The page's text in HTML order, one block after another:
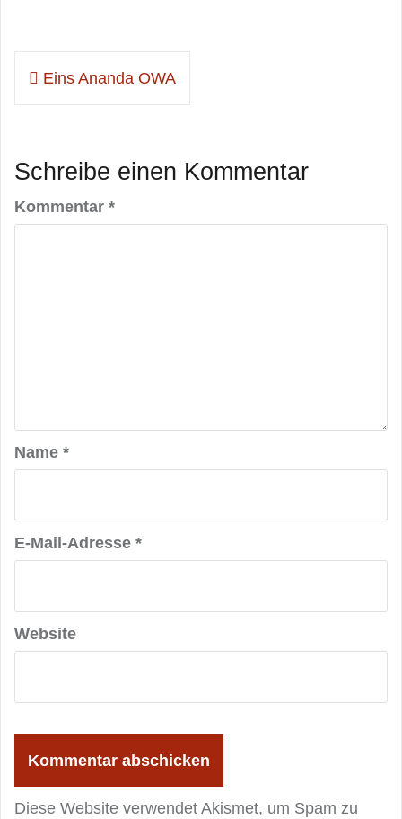
Beitragsnavigation
Eins Ananda OWA
Schreibe einen Kommentar
Kommentar *
Name *
E-Mail-Adresse *
Website
Diese Website verwendet Akismet, um Spam zu